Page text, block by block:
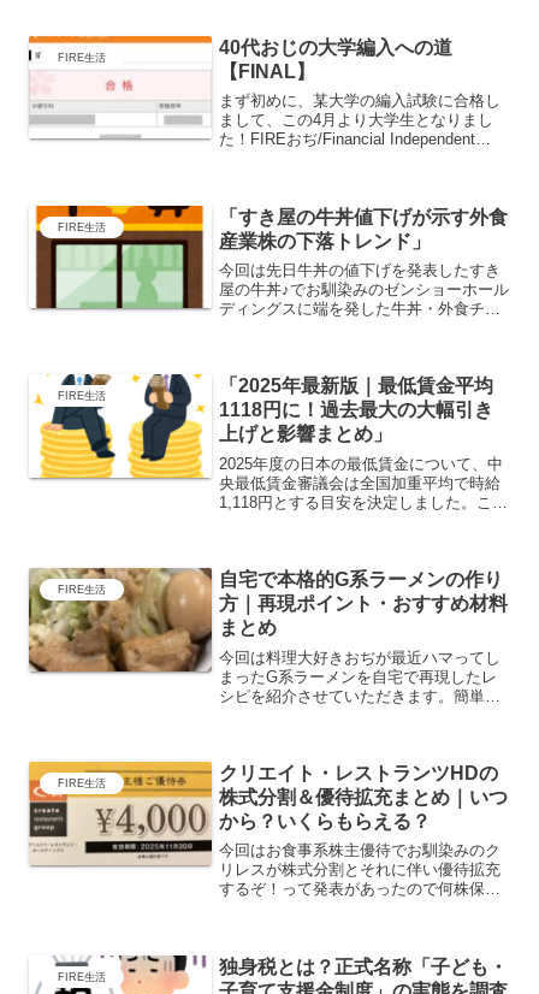
FIRE生活
40代おじの大学編入への道
【FINAL】
まず初めに、某大学の編入試験に合格し
まして、この4月より大学生となりまし
た！FIREおぢ/Financial Independent
FIRE生活
「すき屋の牛丼値下げが示す外食
産業株の下落トレンド」
今回は先日牛丼の値下げを発表したすき
屋の牛丼♪でお馴染みのゼンショーホール
ディングスに端を発した牛丼・外食チェ
美味しい株があるといい...
FIRE生活
「2025年最新版｜最低賃金平均
1118円に！過去最大の大幅引き
上げと影響まとめ」
2025年度の日本の最低賃金について、中
央最低賃金審議会は全国加重平均で時給
1,118円とする目安を決定しました。これ
の背...
FIRE生活
自宅で本格的G系ラーメンの作り
方｜再現ポイント・おすすめ材料
まとめ
今回は料理大好きおぢが最近ハマってし
まったG系ラーメンを自宅で再現したレ
シピを紹介させていただきます。簡単・
様は挑戦してみてください...
FIRE生活
クリエイト・レストランツHDの
株式分割＆優待拡充まとめ｜いつ
から？いくらもらえる？
今回はお食事系株主優待でお馴染みのク
リレスが株式分割とそれに伴い優待拡充
するぞ！って発表があったので何株保有
株式...
FIRE生活
独身税とは？正式名称「子ども・